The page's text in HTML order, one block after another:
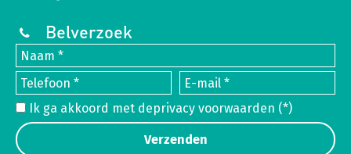
Belverzoek
Ik ga akkoord met deprivacy voorwaarden (*)